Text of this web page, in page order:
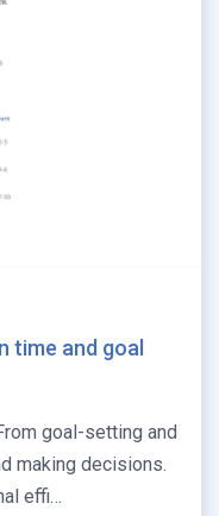
time and goal
making decisions.
effi…